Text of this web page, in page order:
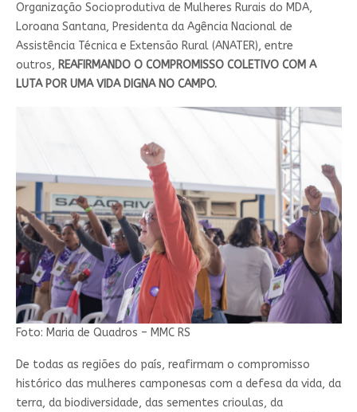
Organização Socioprodutiva de Mulheres Rurais do MDA,
Loroana Santana, Presidenta da Agência Nacional de
Assistência Técnica e Extensão Rural (ANATER), entre
outros, REAFIRMANDO O COMPROMISSO COLETIVO COM A
LUTA POR UMA VIDA DIGNA NO CAMPO.
Foto: Maria de Quadros – MMC RS
De todas as regiões do país, reafirmam o compromisso
histórico das mulheres camponesas com a defesa da vida, da
terra, da biodiversidade, das sementes crioulas, da